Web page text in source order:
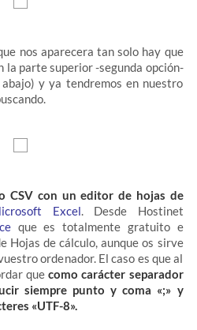
nos aparecera tan solo hay que
la parte superior -segunda opción-
y ya tendremos en nuestro
CSV con un editor de hojas de
Excel. Desde Hostinet
que es totalmente gratuito e
Hojas de cálculo, aunque os sirve
ordenador. El caso es que al
quecomo carácter separador
siempre punto y coma «;» y
«UTF-8».